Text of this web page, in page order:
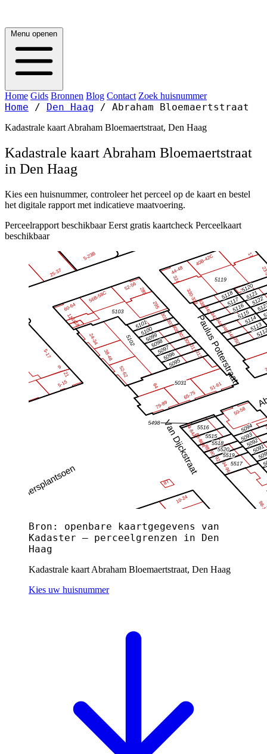
Menu openen
Home Gids Bronnen Blog Contact Zoek huisnummer
Home / Den Haag / Abraham Bloemaertstraat
Kadastrale kaart Abraham Bloemaertstraat, Den Haag
Kadastrale kaart Abraham Bloemaertstraat
in Den Haag
Kies een huisnummer, controleer het perceel op de kaart en bestel
het digitale rapport met indicatieve maatvoering.
Perceelrapport beschikbaar Eerst gratis kaartcheck Perceelkaart
beschikbaar
Bron: openbare kaartgegevens van
Kadaster — perceelgrenzen in Den
Haag
Kadastrale kaart Abraham Bloemaertstraat, Den Haag
Kies uw huisnummer